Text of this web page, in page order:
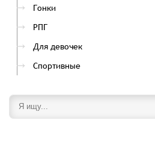
Гонки
РПГ
Для девочек
Спортивные